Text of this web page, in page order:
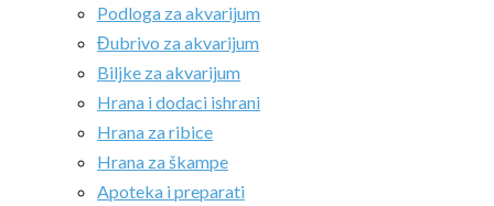
Podloga za akvarijum
Đubrivo za akvarijum
Biljke za akvarijum
Hrana i dodaci ishrani
Hrana za ribice
Hrana za škampe
Apoteka i preparati